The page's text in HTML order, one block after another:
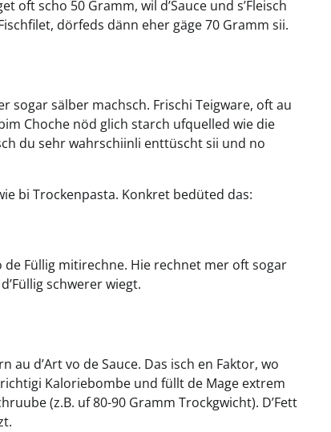
oft scho 50 Gramm, wil d’Sauce und s’Fleisch
dörfeds dänn eher gäge 70 Gramm sii.
sogar sälber machsch. Frischi Teigware, oft au
Choche nöd glich starch ufquelled wie die
du sehr wahrschiinli enttüscht sii und no
bi Trockenpasta. Konkret bedüted das:
de Füllig mitirechne. Hie rechnet mer oft sogar
schwerer wiegt.
d’Art vo de Sauce. Das isch en Faktor, wo
Kaloriebombe und füllt de Mage extrem
(z.B. uf 80-90 Gramm Trockgwicht). D’Fett